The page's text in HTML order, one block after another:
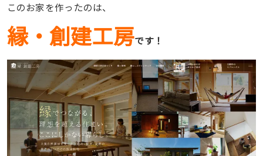
このお家を作ったのは、
縁・創建工房です！